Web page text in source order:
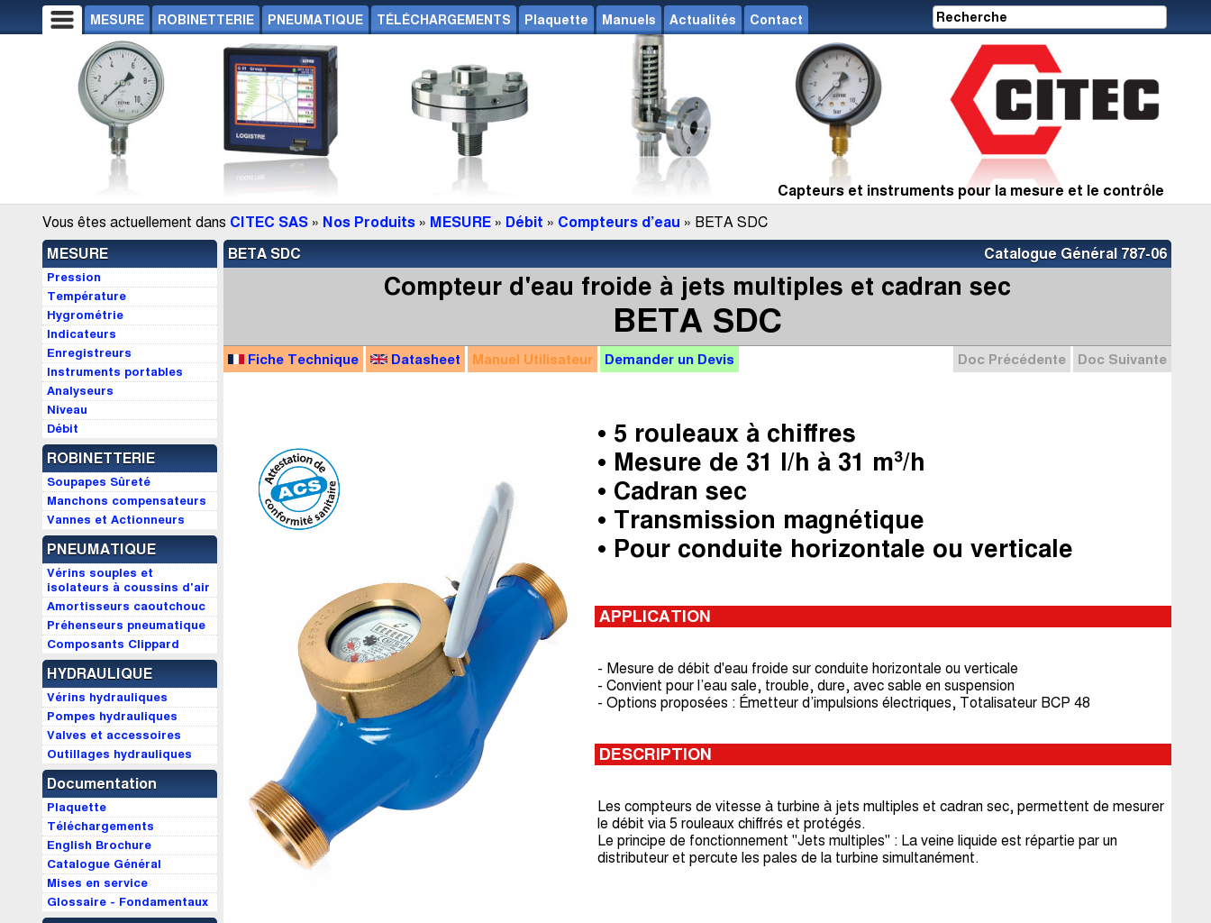
MESURE ROBINETTERIE PNEUMATIQUE TÉLÉCHARGEMENTS Plaquette Manuels Actualités Contact
Capteurs et instruments pour la mesure et le contrôle
Vous êtes actuellement dans CITEC SAS » Nos Produits » MESURE » Débit » Compteurs d’eau » BETA SDC
MESURE
Pression
Température
Hygrométrie
Indicateurs
Enregistreurs
Instruments portables
Analyseurs
Niveau
Débit
ROBINETTERIE
Soupapes Sûreté
Manchons compensateurs
Vannes et Actionneurs
PNEUMATIQUE
Vérins souples et
isolateurs à coussins d'air
Amortisseurs caoutchouc
Préhenseurs pneumatique
Composants Clippard
HYDRAULIQUE
Vérins hydrauliques
Pompes hydrauliques
Valves et accessoires
Outillages hydrauliques
Documentation
Plaquette
Téléchargements
English Brochure
Catalogue Général
Mises en service
Glossaire - Fondamentaux
Catalogue Général 787-06
BETA SDC
Compteur d'eau froide à jets multiples et cadran sec
BETA SDC
Doc Précédente Doc Suivante
Fiche Technique Datasheet Manuel Utilisateur Demander un Devis
• 5 rouleaux à chiffres
• Mesure de 31 l/h à 31 m³/h
• Cadran sec
• Transmission magnétique
• Pour conduite horizontale ou verticale
APPLICATION
- Mesure de débit d'eau froide sur conduite horizontale ou verticale
- Convient pour l’eau sale, trouble, dure, avec sable en suspension
- Options proposées : Émetteur d’impulsions électriques, Totalisateur BCP 48
DESCRIPTION
Les compteurs de vitesse à turbine à jets multiples et cadran sec, permettent de mesurer
le débit via 5 rouleaux chiffrés et protégés.
Le principe de fonctionnement "Jets multiples" : La veine liquide est répartie par un
distributeur et percute les pales de la turbine simultanément.